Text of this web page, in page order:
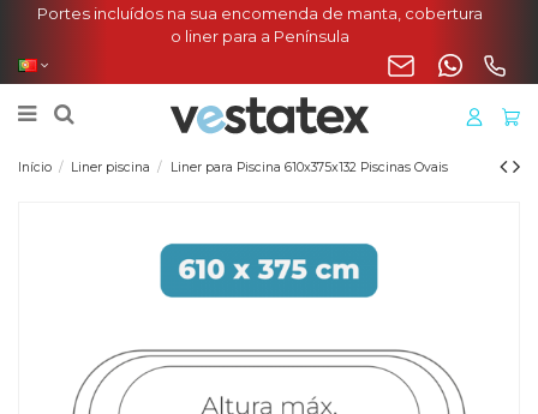
Portes incluídos na sua encomenda de manta, cobertura
o liner para a Península
Início Liner piscina Liner para Piscina 610x375x132 Piscinas Ovais